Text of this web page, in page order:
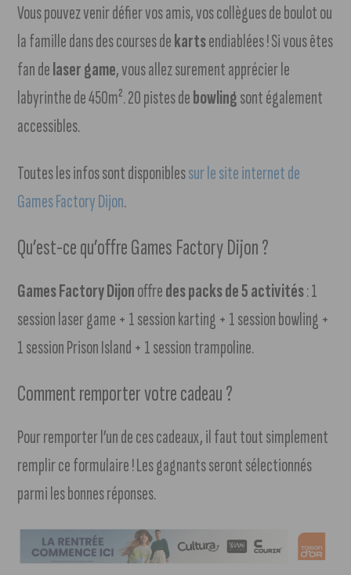
Vous pouvez venir défier vos amis, vos collègues de boulot ou
la famille dans des courses dekartsendiablées ! Si vous êtes
fan delaser game, vous allez surement apprécier le
labyrinthe de 450m². 20 pistes debowlingsont également
accessibles.
Toutes les infos sont disponiblessur le site internet de
Games Factory Dijon.
Qu’est-ce qu’offre Games Factory Dijon ?
Games Factory Dijonoffredes packs de 5 activités: 1
session laser game + 1 session karting + 1 session bowling +
1 session Prison Island + 1 session trampoline.
Comment remporter votre cadeau ?
Pour remporter l’un de ces cadeaux, il faut tout simplement
remplir ce formulaire ! Les gagnants seront sélectionnés
parmi les bonnes réponses.